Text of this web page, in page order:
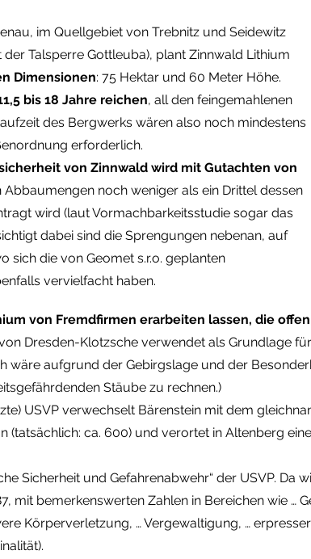
im Quellgebiet von Trebnitz und Seidewitz
Talsperre Gottleuba), plant Zinnwald Lithium
Dimensionen: 75 Hektar und 60 Meter Höhe.
bis 18 Jahre reichen, all den feingemahlenen
des Bergwerks wären also noch mindestens
erforderlich.
von Zinnwald wird mit Gutachten von
noch weniger als ein Drittel dessen
wird (laut Vormachbarkeitsstudie sogar das
dabei sind die Sprengungen nebenan, auf
sich die von Geomet s.r.o. geplanten
vervielfacht haben.
von Fremdfirmen erarbeiten lassen, die
Dresden-Klotzsche verwendet als Grundlage
wäre aufgrund der Gebirgslage und der
Stäube zu rechnen.)
USVP verwechselt Bärenstein mit dem
(tatsächlich: ca. 600) und verortet in Altenberg
Sicherheit und Gefahrenabwehr“ der USVP.
mit bemerkenswerten Zahlen in Bereichen wie …
Körperverletzung, … Vergewaltigung, …